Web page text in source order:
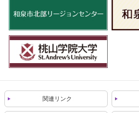
関連リンク